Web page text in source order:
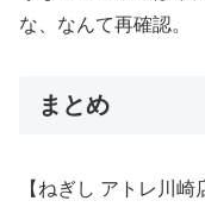
な、なんて再確認。
まとめ
【ねぎし アトレ川崎